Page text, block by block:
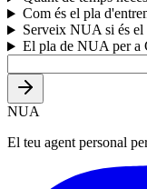
Com és el pla
Serveix NUA si és el
El pla de NUA per a
NUA
El teu agent personal